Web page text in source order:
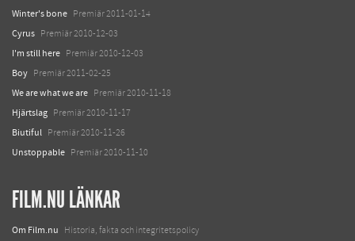
Winter's bone Premiär 2011-01-14
Cyrus Premiär 2010-12-03
I'm still here Premiär 2010-12-03
Boy Premiär 2011-02-25
We are what we are Premiär 2010-11-18
Hjärtslag Premiär 2010-11-17
Biutiful Premiär 2010-11-26
Unstoppable Premiär 2010-11-10
FILM.NU LÄNKAR
Om Film.nu Historia, fakta och integritetspolicy